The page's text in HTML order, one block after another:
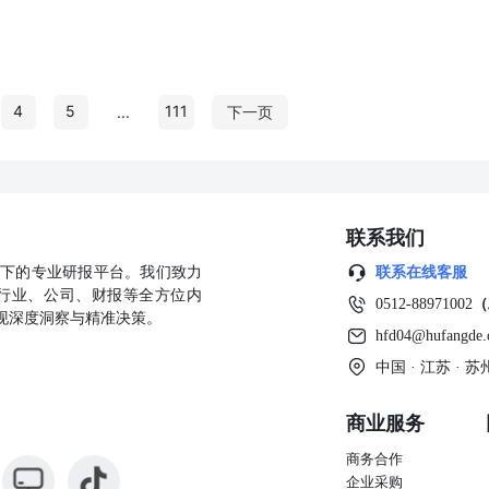
4 5 ... 111 下一页
的专业研报平台。我们致力
业、公司、财报等全方位内
度洞察与精准决策。
联系我们
联系在线客服
0512-88971002
中国 · 江苏 · 苏
商业服务
商务合作
企业采购